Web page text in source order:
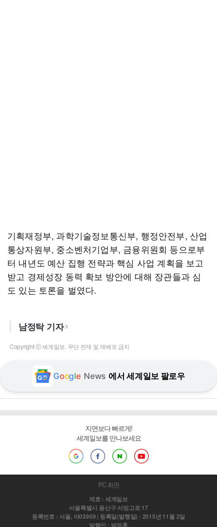
기획재정부, 과학기술정보통신부, 행정안전부, 산업
통상자원부, 중소벤처기업부, 금융위원회 등으로부
터 내년도 예산 집행 전략과 핵심 사업 계획을 보고
받고 경제성장 동력 확보 방안에 대해 장관들과 심
도 있는 토론을 벌였다.
남정탁 기자
Copyright ⓒ 세계일보. 무단 전재 및 재배포 금지
Google News 에서 세계일보 팔로우
지면보다 빠르게!
세계일보를 만나보세요
PC 화면
제호 : 세계일보
서울특별시 용산구 서빙고로 17
등록번호 : 서울, 아03959 | 등록일(발행일) : 2015년 11월 2일
발행인 : 박정훈